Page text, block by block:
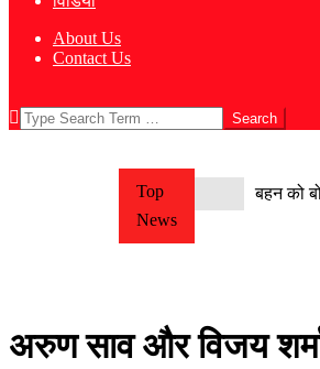
About Us
Contact Us
Search
Top
News
बहन को
अरुण साव और विजय